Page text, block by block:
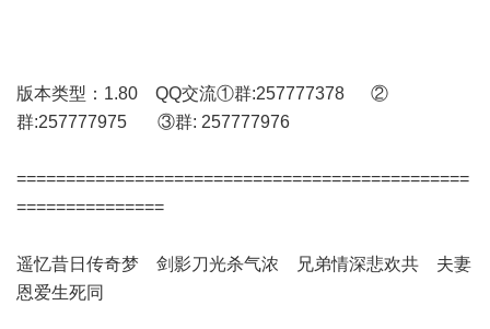
版本类型：1.80 QQ交流①群:257777378 ②
群:257777975 ③群: 257777976
==============================================
===============
遥忆昔日传奇梦 剑影刀光杀气浓 兄弟情深悲欢共 夫妻
恩爱生死同